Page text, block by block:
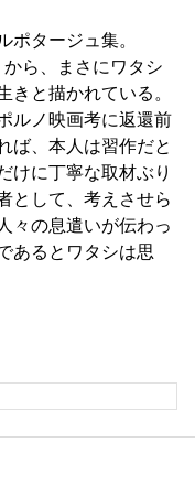
ポタージュ集。
ら、まさにワタシ
きと描かれている。
ルノ映画考に返還前
ば、本人は習作だと
けに丁寧な取材ぶり
として、考えさせら
々の息遣いが伝わっ
あるとワタシは思